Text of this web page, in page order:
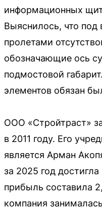
информационных
Выяснилось, что
пролетами
обозначающие ось
подмостовой
элементов обязан
ООО «Стройтраст»
в 2011 году. Его
является Арман
за 2025 год
прибыль составила
компания